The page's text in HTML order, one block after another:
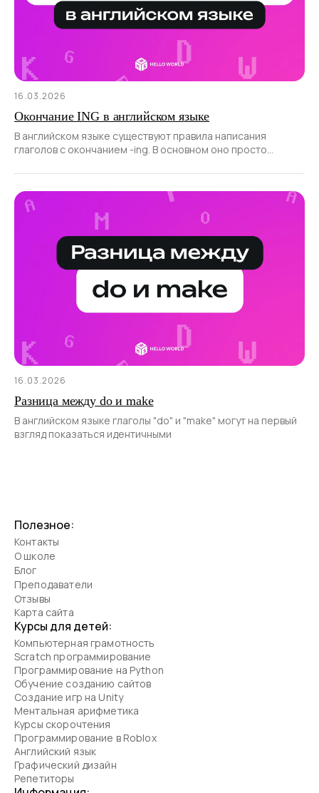
16.03.2026
Окончание ING в английском языке
В английском языке существуют правила написания
глаголов с окончанием -ing. В основном оно просто
16.03.2026
Разница между do и make
В английском языке глаголы "do" и "make" могут на первый
взгляд показаться идентичными
Полезное:
Контакты
О школе
Блог
Преподаватели
Отзывы
Карта сайта
Курсы для детей:
Компьютерная грамотность
Scratch программирование
Программирование на Python
Обучение созданию сайтов
Создание игр на Unity
Ментальная арифметика
Курсы скорочтения
Программирование в Roblox
Английский язык
Графический дизайн
Репетиторы